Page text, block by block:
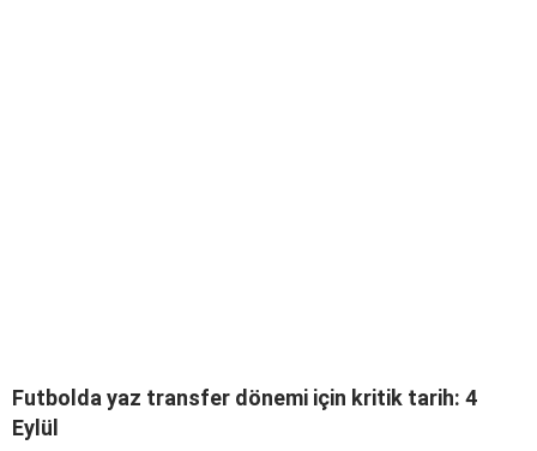
Futbolda yaz transfer dönemi için kritik tarih: 4
Eylül